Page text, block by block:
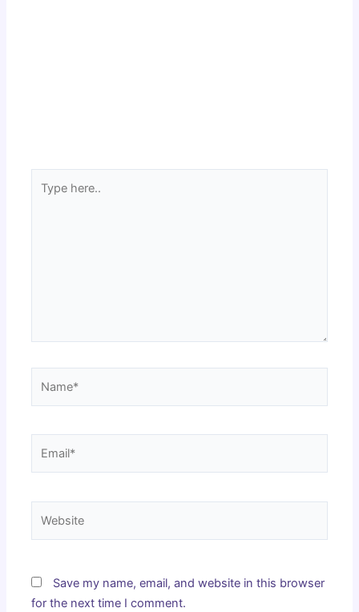
here..
Save my name, email, and website in this browser
for the next time I comment.